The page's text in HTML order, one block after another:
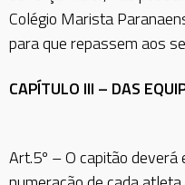
Colégio Marista
para que repassem aos
CAPÍTULO III – DAS
Art.5º – O capitão